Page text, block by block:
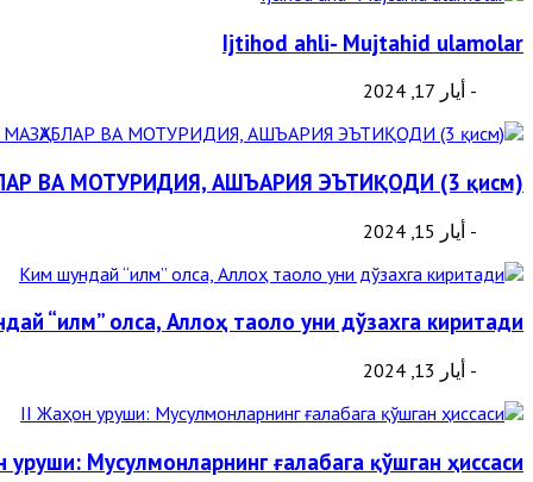
Ijtihod ahli- Mujtahid ulamolar
- أيار 17, 2024
ВА МОТУРИДИЯ, АШЪАРИЯ ЭЪТИҚОДИ (3 қисм)
- أيار 15, 2024
“илм” олса, Аллоҳ таоло уни дўзахга киритади
- أيار 13, 2024
Мусулмонларнинг ғалабага қўшган ҳиссаси